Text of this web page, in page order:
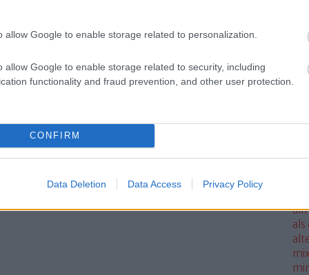
allow Google to enable storage related to personalization.
allow Google to enable storage related to security, including
functionality and fraud prevention, and other user protection.
CONFIRM
Data Deletion Data Access Privacy Policy
TOVÁBB
Szólj hozzá!
fox underworld nick cave 1997 anton corbijn fellépés
me down again sarah blackwood ultra launch party tim
als
mix